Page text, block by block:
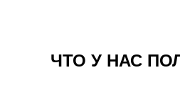
ЧТО У НАС